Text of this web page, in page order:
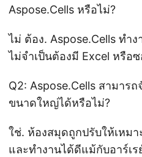
Aspose.Cells หรือไม่?
ไม่ ต้อง. Aspose.Cells ทำ
ไม่จำเป็นต้องมี Excel หรือ
Q2: Aspose.Cells สามาร
ขนาดใหญ่ได้หรือไม่?
ใช่. ห้องสมุดถูกปรับให้เห
และทำงานได้ดีแม้กับอาร์เ